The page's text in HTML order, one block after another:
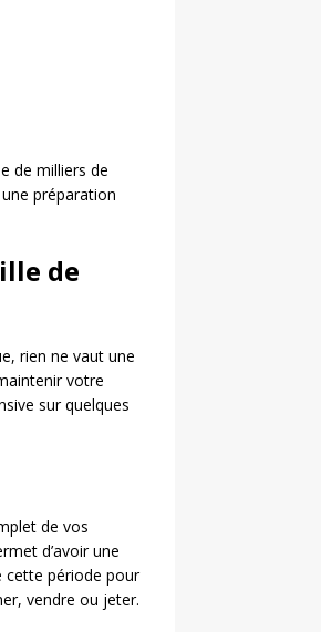
de milliers de
préparation
de
rien ne vaut une
votre
sur quelques
de vos
d’avoir une
cette période pour
vendre ou jeter.